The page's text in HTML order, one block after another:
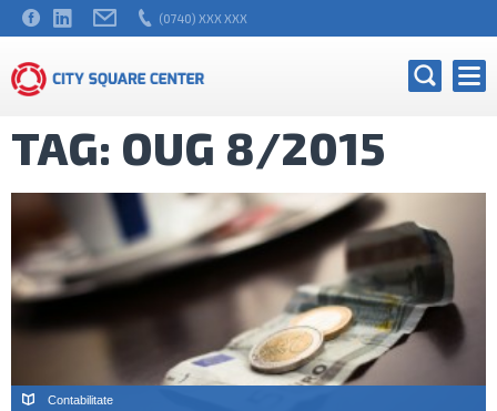
(0740) XXX XXX
TAG: OUG 8/2015
Contabilitate